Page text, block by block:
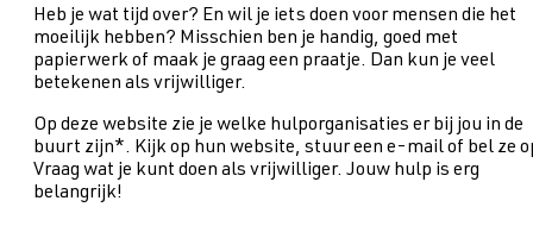
Heb je wat tijd over? En wil je iets doen voor mensen die het
moeilijk hebben? Misschien ben je handig, goed met
papierwerk of maak je graag een praatje. Dan kun je veel
betekenen als vrijwilliger.
Op deze website zie je welke hulporganisaties er bij jou in de
buurt zijn*. Kijk op hun website, stuur een e-mail of bel ze
Vraag wat je kunt doen als vrijwilliger. Jouw hulp is erg
belangrijk!